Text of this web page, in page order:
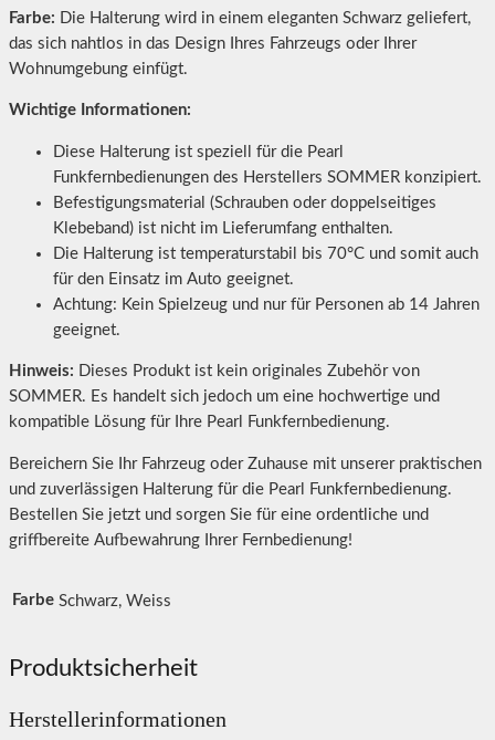
Farbe: Die Halterung wird in einem eleganten Schwarz geliefert,
das sich nahtlos in das Design Ihres Fahrzeugs oder Ihrer
Wohnumgebung einfügt.
Wichtige Informationen:
Diese Halterung ist speziell für die Pearl
Funkfernbedienungen des Herstellers SOMMER konzipiert.
Befestigungsmaterial (Schrauben oder doppelseitiges
Klebeband) ist nicht im Lieferumfang enthalten.
Die Halterung ist temperaturstabil bis 70°C und somit auch
für den Einsatz im Auto geeignet.
Achtung: Kein Spielzeug und nur für Personen ab 14 Jahren
geeignet.
Hinweis: Dieses Produkt ist kein originales Zubehör von
SOMMER. Es handelt sich jedoch um eine hochwertige und
kompatible Lösung für Ihre Pearl Funkfernbedienung.
Bereichern Sie Ihr Fahrzeug oder Zuhause mit unserer praktischen
und zuverlässigen Halterung für die Pearl Funkfernbedienung.
Bestellen Sie jetzt und sorgen Sie für eine ordentliche und
griffbereite Aufbewahrung Ihrer Fernbedienung!
Farbe Schwarz, Weiss
Produktsicherheit
Herstellerinformationen